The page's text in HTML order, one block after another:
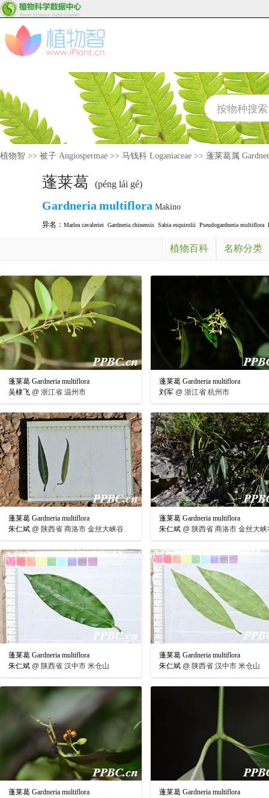
植物智 >> 被子 Angiospermae >> 马钱科 Loganiaceae >> 蓬莱葛属
蓬莱葛 (péng lái gé)
Gardneria multiflora Makino
异名： Marlea cavaleriei Gardneria chinensis Sabia esquirolii Pseudogardneria multiflora
植物百科 名称分类
蓬莱葛 Gardneria multiflora
吴棣飞 @ 浙江省 温州市
蓬莱葛 Gardneria multiflora
刘军 @ 浙江省 杭州市
蓬莱葛 Gardneria multiflora
朱仁斌 @ 陕西省 商洛市 金丝大峡谷
蓬莱葛 Gardneria multiflora
朱仁斌 @ 陕西省 商洛市 金丝大峡
蓬莱葛 Gardneria multiflora
朱仁斌 @ 陕西省 汉中市 米仓山
蓬莱葛 Gardneria multiflora
朱仁斌 @ 陕西省 汉中市 米仓山
蓬莱葛 Gardneria multiflora
蓬莱葛 Gardneria multiflora